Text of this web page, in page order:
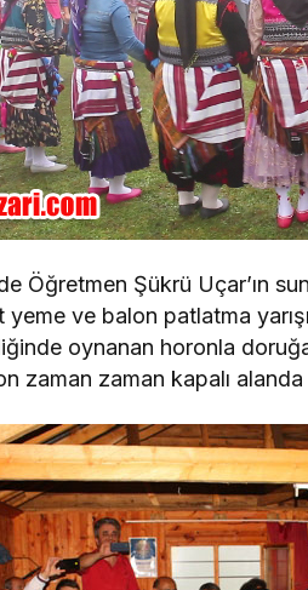
Öğretmen Şükrü Uçar’ın
ve balon patlatma
oynanan horonla
zaman zaman kapalı alanda